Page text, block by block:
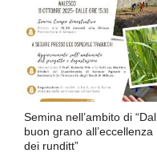
Semina nell’ambito di “Dal
buon grano all’eccellenza
dei runditt”